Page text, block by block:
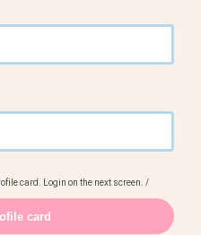
card. Login on the next screen. /